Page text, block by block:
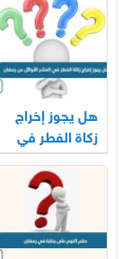
هل يجوز إخراج
زكاة الفطر في
العشر الأوائل من
رمضان